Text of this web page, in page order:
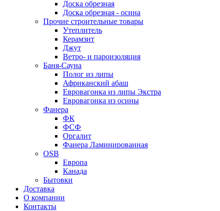
Доска обрезная
Доска обрезная - осина
Прочие строительные товары
Утеплитель
Керамзит
Джут
Ветро- и пароизоляция
Баня-Сауна
Полог из липы
Африканский абаш
Евровагонка из липы Экстра
Евровагонка из осины
Фанера
ФК
ФСФ
Оргалит
Фанера Ламинированная
OSB
Европа
Канада
Бытовки
Доставка
О компании
Контакты